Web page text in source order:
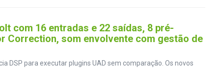
com 16 entradas e 22 saídas, 8 pré-
Correction, som envolvente com gestão de
DSP para executar plugins UAD sem comparação. Os novos